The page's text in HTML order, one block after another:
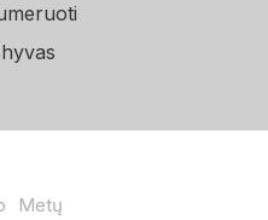
Metų